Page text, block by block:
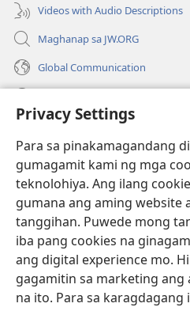
Privacy Settings
Para sa pinakamagandang
gumagamit kami ng mga
teknolohiya. Ang ilang
gumana ang aming website
tanggihan. Puwede mong
iba pang cookies na
ang digital experience mo.
gagamitin sa marketing ang
na ito. Para sa
Videos with Audio Descriptions
Maghanap sa JW.ORG
Global Communication
(may
na
bagong
window)
Watchtower ONLINE LIBRARY™
(may
bubukas
na
bagong
window)
JW Hub ®
(may
bubukas
bagong
window)
JW Library ®
Watchtower Library®